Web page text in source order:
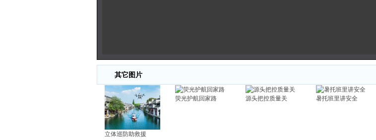
其它图片
立体巡防助救援
荧光护航回家路 源头把控质量关 暑托班里讲安全